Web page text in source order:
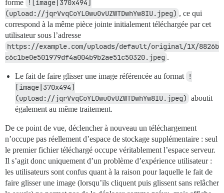
forme
![image|370x494]
(upload://jqrVvqCoYL0wuOvUZWTDwhYw8IU.jpeg) , ce qui
correspond à la même pièce jointe initialement téléchargée par cet
utilisateur sous l’adresse
https://example.com/uploads/default/original/1X/8826b
c6c1be0e501979df4a004b9b2ae51c50320.jpeg .
Le fait de faire glisser une image référencée au format
!
[image|370x494]
(upload://jqrVvqCoYL0wuOvUZWTDwhYw8IU.jpeg) aboutit
également au même traitement.
De ce point de vue, déclencher à nouveau un téléchargement
n’occupe pas réellement d’espace de stockage supplémentaire : seul
le premier fichier téléchargé occupe véritablement l’espace serveur.
Il s’agit donc uniquement d’un problème d’expérience utilisateur :
les utilisateurs sont confus quant à la raison pour laquelle le fait de
faire glisser une image (lorsqu’ils cliquent puis glissent sans relâcher